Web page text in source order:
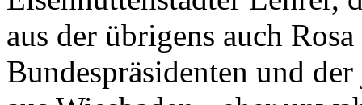
aus der übrigens auch
Bundespräsidenten und